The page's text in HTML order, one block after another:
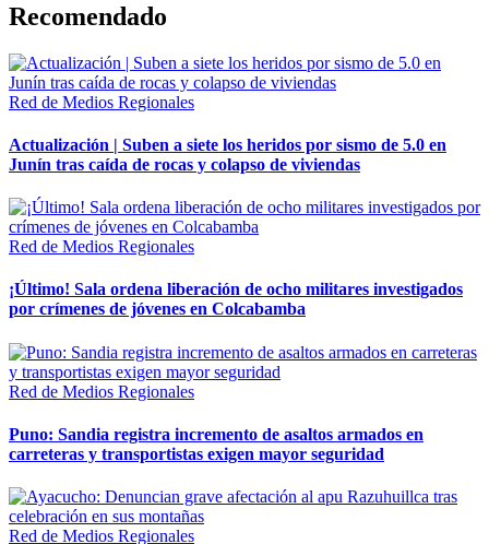
Recomendado
Red de Medios Regionales
Actualización | Suben a siete los heridos por sismo de 5.0 en
Junín tras caída de rocas y colapso de viviendas
Red de Medios Regionales
¡Último! Sala ordena liberación de ocho militares investigados
por crímenes de jóvenes en Colcabamba
Red de Medios Regionales
Puno: Sandia registra incremento de asaltos armados en
carreteras y transportistas exigen mayor seguridad
Red de Medios Regionales